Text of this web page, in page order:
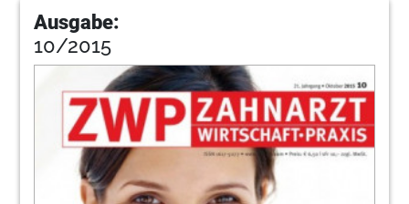
Ausgabe:
10/2015